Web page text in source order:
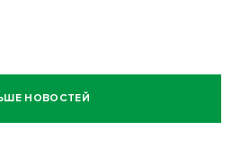
НОВОСТЕЙ